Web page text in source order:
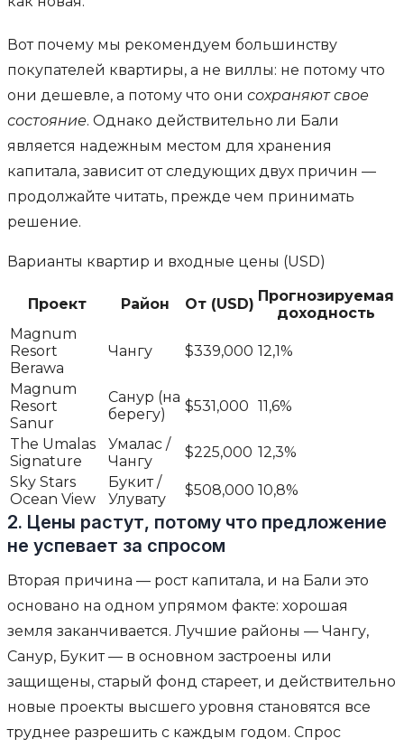
Вот почему мы рекомендуем большинству
покупателей квартиры, а не виллы: не потому что
они дешевле, а потому что они сохраняют свое
состояние. Однако действительно ли Бали
является надежным местом для хранения
капитала, зависит от следующих двух причин —
продолжайте читать, прежде чем принимать
решение.
Варианты квартир и входные цены (USD)
Проект Район От (USD) Прогнозируемая
доходность
Magnum
Resort
Berawa
Чангу $339,000 12,1%
Magnum
Resort
Sanur
Санур (на
берегу)
$531,000 11,6%
The Umalas
Signature
Умалас /
Чангу
$225,000 12,3%
Sky Stars
Ocean View
Букит /
Улувату
$508,000 10,8%
2. Цены растут, потому что предложение
не успевает за спросом
Вторая причина — рост капитала, и на Бали это
основано на одном упрямом факте: хорошая
земля заканчивается. Лучшие районы — Чангу,
Санур, Букит — в основном застроены или
защищены, старый фонд стареет, и действительно
новые проекты высшего уровня становятся все
труднее разрешить с каждым годом. Спрос